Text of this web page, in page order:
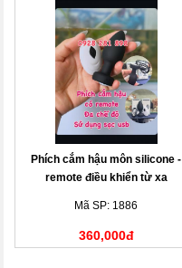
Phích cắm hậu môn silicone -
remote điều khiển từ xa
Mã SP: 1886
360,000đ